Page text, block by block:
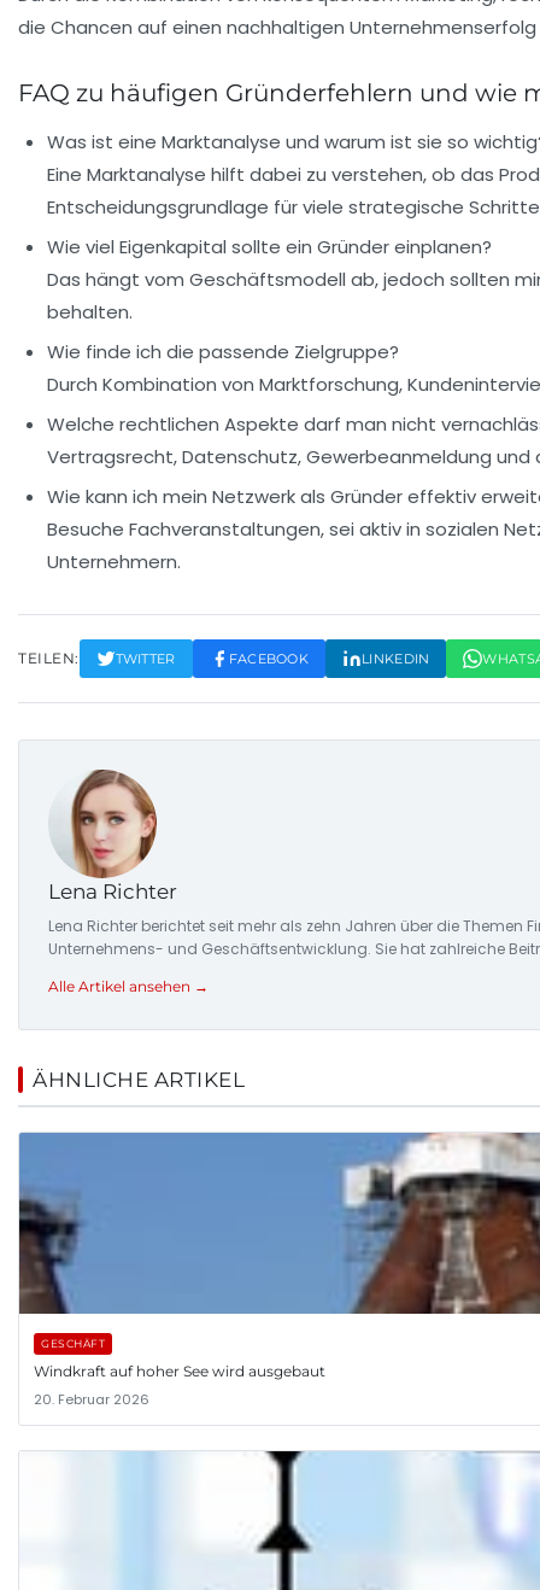
die Chancen auf einen nachhaltigen
FAQ zu häufigen Gründerfehlern und wie
Was ist eine Marktanalyse und warum ist sie so
Eine Marktanalyse hilft dabei zu verstehen, ob das
Entscheidungsgrundlage für viele strategische
Wie viel Eigenkapital sollte ein Gründer einplanen?
Das hängt vom Geschäftsmodell ab, jedoch sollten
behalten.
Wie finde ich die passende Zielgruppe?
Durch Kombination von Marktforschung,
Welche rechtlichen Aspekte darf man nicht
Vertragsrecht, Datenschutz, Gewerbeanmeldung
Wie kann ich mein Netzwerk als Gründer effektiv
Besuche Fachveranstaltungen, sei aktiv in sozialen
Unternehmern.
TEILEN: TWITTER FACEBOOK LINKEDIN
Lena Richter
Lena Richter berichtet seit mehr als zehn Jahren über die
Unternehmens- und Geschäftsentwicklung. Sie hat zahlreiche
Alle Artikel ansehen →
ÄHNLICHE ARTIKEL
GESCHÄFT
Windkraft auf hoher See wird ausgebaut
20. Februar 2026